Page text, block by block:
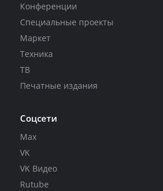
Конференции
Специальные проекты
Маркет
Техника
ТВ
Печатные издания
Соцсети
Max
VK
VK Видео
Rutube